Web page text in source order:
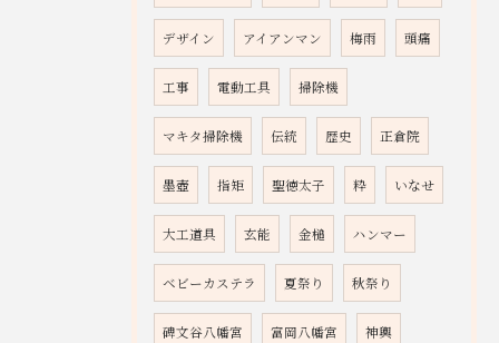
デザイン アイアンマン 梅雨 頭痛
工事 電動工具 掃除機
マキタ掃除機 伝統 歴史 正倉院
墨壺 指矩 聖徳太子 粋 いなせ
大工道具 玄能 金槌 ハンマー
ベビーカステラ 夏祭り 秋祭り
碑文谷八幡宮 富岡八幡宮 神輿